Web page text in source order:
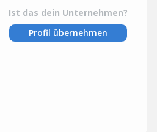
Ist das dein Unternehmen?
Profil übernehmen